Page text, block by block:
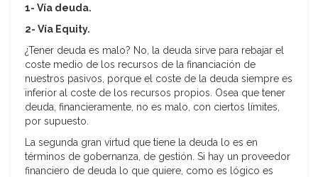
1- Vía deuda.
2- Vía Equity.
¿Tener deuda es malo? No, la deuda sirve para rebajar el
coste medio de los recursos de la financiación de
nuestros pasivos, porque el coste de la deuda siempre es
inferior al coste de los recursos propios. Osea que tener
deuda, financieramente, no es malo, con ciertos límites,
por supuesto.
La segunda gran virtud que tiene la deuda lo es en
términos de gobernanza, de gestión. Si hay un proveedor
financiero de deuda lo que quiere, como es lógico es